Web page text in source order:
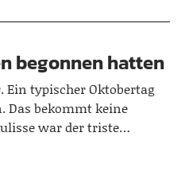
begonnen hatten
Ein typischer Oktobertag
Das bekommt keine
war der triste…